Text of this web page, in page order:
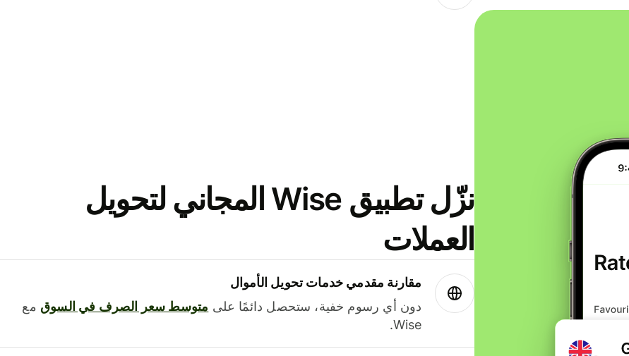
نزّل تطبيق Wise المجاني لتحويل
العملات
مقارنة مقدمي خدمات تحويل الأموال
دون أي رسوم خفية، ستحصل دائمًا على متوسط ​​سعر الصرف في السوق مع
Wise.